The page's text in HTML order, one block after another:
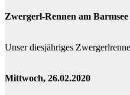
Zwergerl-Rennen am Barmsee
Unser diesjähriges
Mittwoch, 26.02.2020